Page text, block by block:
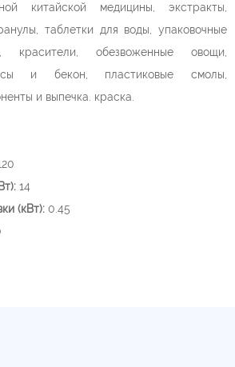
китайской медицины, экстракты,
таблетки для воды, упаковочные
красители, обезвоженные овощи,
и бекон, пластиковые смолы,
и выпечка. краска.
14
(кВт): 0.45